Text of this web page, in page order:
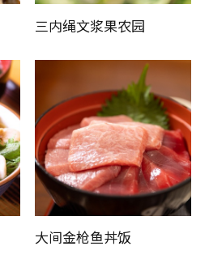
三内绳文浆果农园
大间金枪鱼丼饭